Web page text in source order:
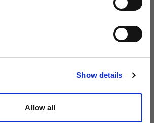
Show details
Allow all
Gradern nivellieren und planieren